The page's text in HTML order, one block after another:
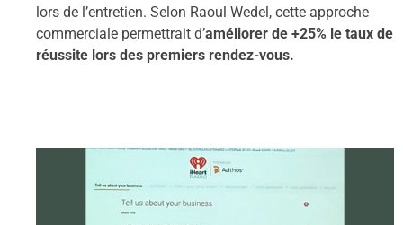
lors de l’entretien. Selon Raoul Wedel, cette approche
commerciale permettrait d’améliorer de +25% le taux de
réussite lors des premiers rendez-vous.